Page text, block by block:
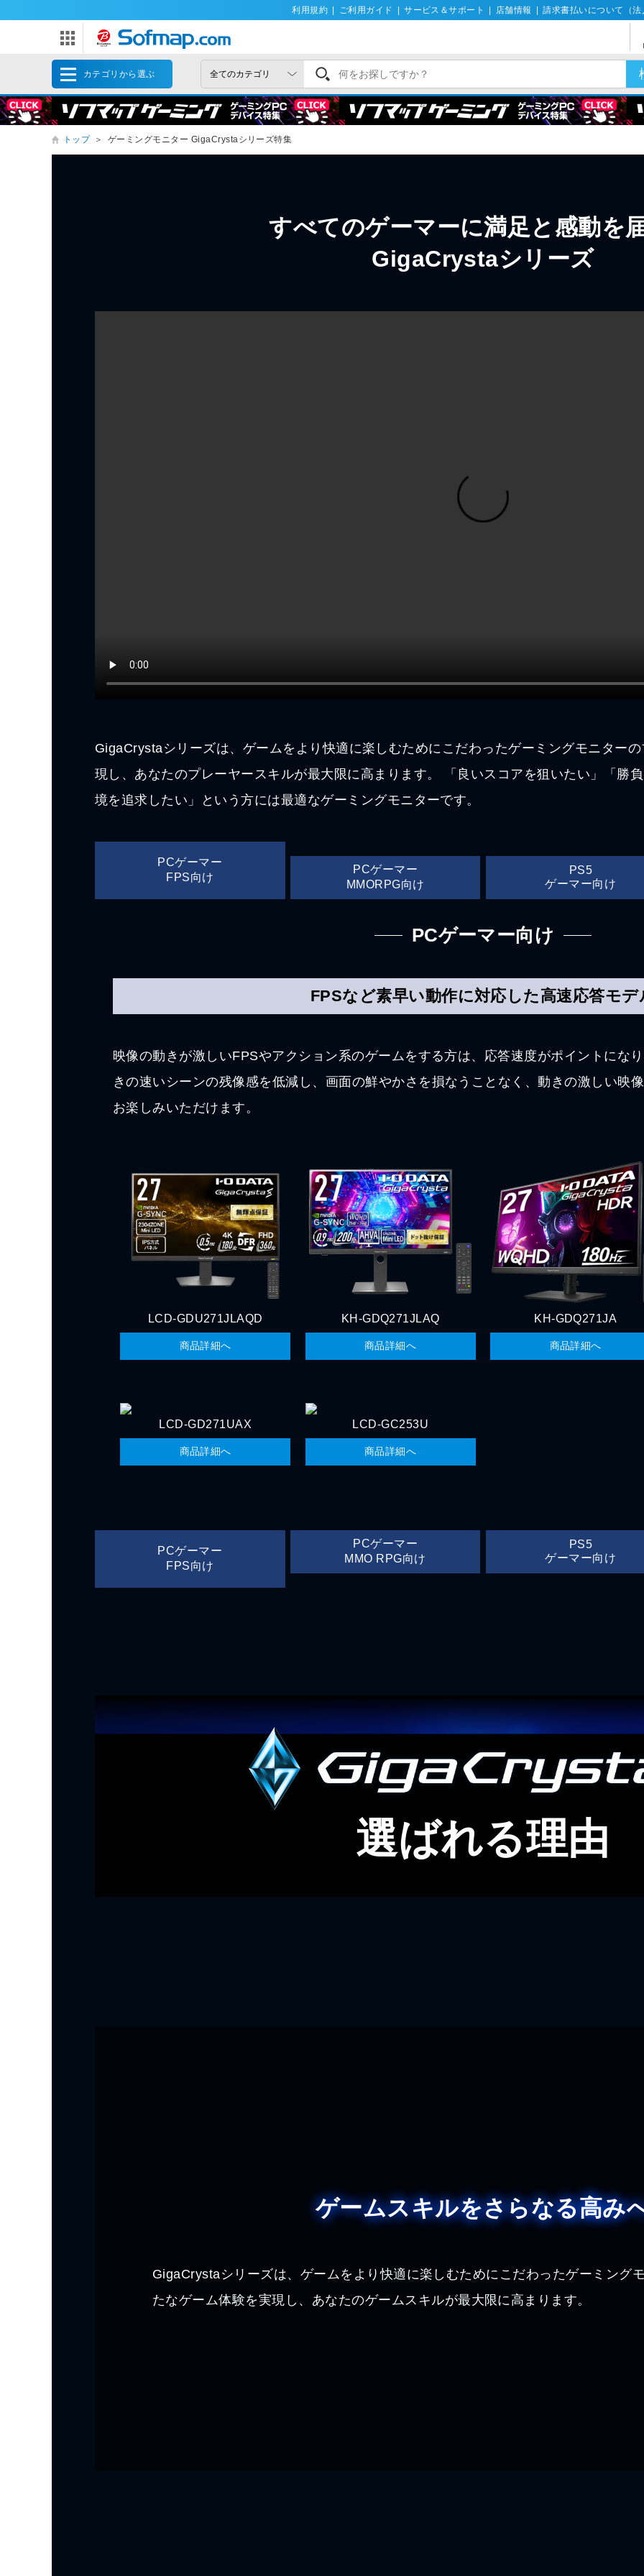
利用規約 ご利用ガイド サービス＆サポート 店舗情報 請求書払いについて（法
カテゴリから選ぶ
トップ ＞ ゲーミングモニター GigaCrystaシリーズ特集
すべてのゲーマーに満足と感動を
GigaCrystaシリーズ
GigaCrystaシリーズは、ゲームをより快適に楽しむためにこだわったゲーミングモニター
現し、あなたのプレーヤースキルが最大限に高まります。 「良いスコアを狙いたい」「勝
境を追求したい」という方には最適なゲーミングモニターです。
PCゲーマー
FPS向け
PCゲーマー
MMORPG向け
PS5
ゲーマー向け
PCゲーマー向け
FPSなど素早い動作に対応した 高速応答モデ
映像の動きが激しいFPSやアクション系のゲームをする方は、応答速度がポイントにな
きの速いシーンの残像感を低減し、画面の鮮やかさを損なうことなく、動きの激しい映
お楽しみいただけます。
LCD-GDU271JLAQD
商品詳細へ
KH-GDQ271JLAQ
商品詳細へ
KH-GDQ271JA
商品詳細へ
LCD-GD271UAX
商品詳細へ
LCD-GC253U
商品詳細へ
PCゲーマー
FPS向け
PCゲーマー
MMO RPG向け
PS5
ゲーマー向け
選ばれる理由
ゲームスキルをさらなる高み
GigaCrystaシリーズは、ゲームをより快適に楽しむためにこだわったゲーミング
たなゲーム体験を実現し、あなたのゲームスキルが最大限に高まります。